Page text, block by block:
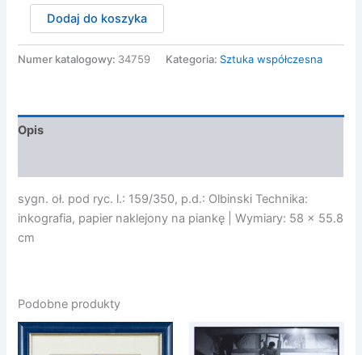
Olbiński
Rafał
-
Dodaj do koszyka
Numer katalogowy: 34759 Kategoria: Sztuka współczesna
Opis
sygn. oł. pod ryc. l.: 159/350, p.d.: Olbinski Technika:
inkografia, papier naklejony na piankę | Wymiary: 58 x 55.8
cm
Podobne produkty